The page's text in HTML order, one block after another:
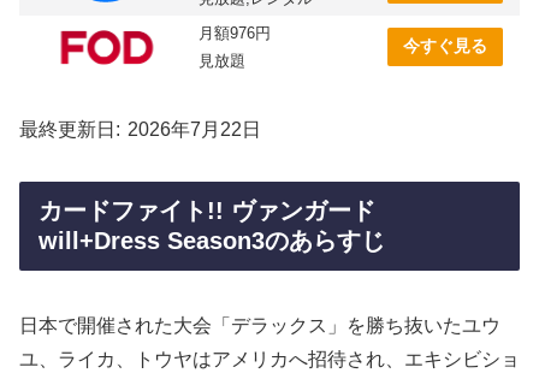
月額976円
見放題
今すぐ見る
最終更新日 2026年7月22日
カードファイト!! ヴァンガード
will+Dress Season3のあらすじ
日本で開催された大会「デラックス」を勝ち抜いたユウ
ユ、ライカ、トウヤはアメリカへ招待され、エキシビショ